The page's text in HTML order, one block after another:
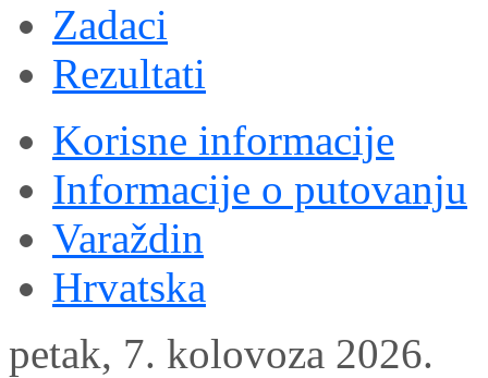
Zadaci
Rezultati
Korisne informacije
Informacije o putovanju
Varaždin
Hrvatska
petak, 7. kolovoza 2026.